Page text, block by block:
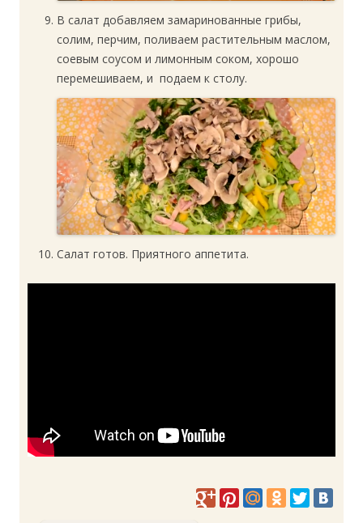
В салат добавляем замаринованные грибы,
солим, перчим, поливаем растительным маслом,
соевым соусом и лимонным соком, хорошо
перемешиваем, и подаем к столу.
Салат готов. Приятного аппетита.